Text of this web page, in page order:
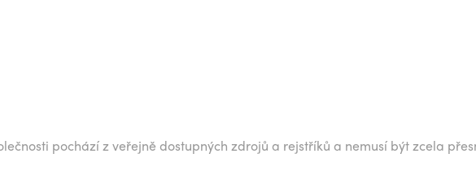
pochází z veřejně dostupných zdrojů a rejstříků a nemusí být zcela